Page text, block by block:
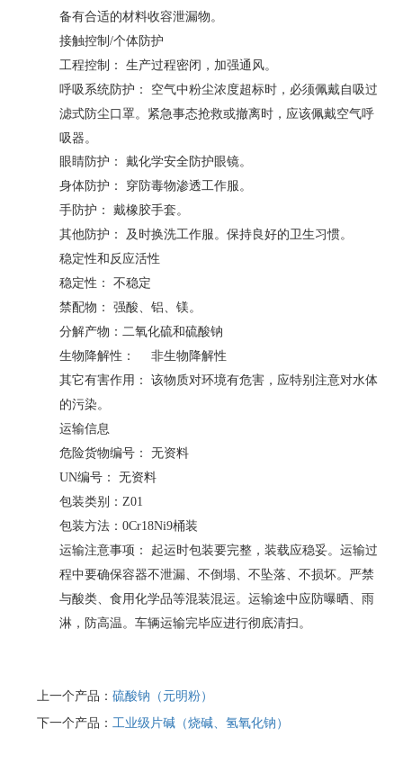
备有合适的材料收容泄漏物。
接触控制/个体防护
工程控制： 生产过程密闭，加强通风。
呼吸系统防护： 空气中粉尘浓度超标时，必须佩戴自吸过
滤式防尘口罩。紧急事态抢救或撤离时，应该佩戴空气呼
吸器。
眼睛防护： 戴化学安全防护眼镜。
身体防护： 穿防毒物渗透工作服。
手防护： 戴橡胶手套。
其他防护： 及时换洗工作服。保持良好的卫生习惯。
稳定性和反应活性
稳定性： 不稳定
禁配物： 强酸、铝、镁。
分解产物：二氧化硫和硫酸钠
生物降解性： 非生物降解性
其它有害作用： 该物质对环境有危害，应特别注意对水体
的污染。
运输信息
危险货物编号： 无资料
UN编号： 无资料
包装类别：Z01
包装方法：0Cr18Ni9桶装
运输注意事项： 起运时包装要完整，装载应稳妥。运输过
程中要确保容器不泄漏、不倒塌、不坠落、不损坏。严禁
与酸类、食用化学品等混装混运。运输途中应防曝晒、雨
淋，防高温。车辆运输完毕应进行彻底清扫。
上一个产品：硫酸钠（元明粉）
下一个产品： 工业级片碱（烧碱、氢氧化钠）